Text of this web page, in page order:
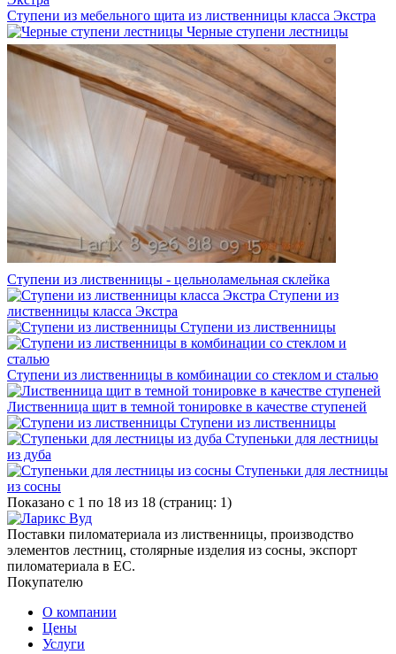
Ступени из мебельного щита из лиственницы класса Экстра
Черные ступени лестницы
Ступени из лиственницы - цельноламельная склейка
Ступени из
лиственницы класса Экстра
Ступени из лиственницы
Ступени из лиственницы в комбинации со стеклом и сталью
Лиственница щит в темной тонировке в качестве ступеней
Ступени из лиственницы
Ступеньки для лестницы
из дуба
Ступеньки для лестницы
из сосны
Показано с 1 по 18 из 18 (страниц: 1)
Поставки пиломатериала из лиственницы, производство
элементов лестниц, столярные изделия из сосны, экспорт
пиломатериала в ЕС.
Покупателю
О компании
Цены
Услуги